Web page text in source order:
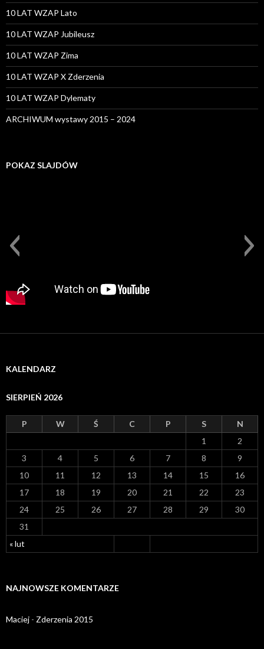
10 LAT WZAP Lato
10 LAT WZAP Jubileusz
10 LAT WZAP Zima
10 LAT WZAP X Zderzenia
10 LAT WZAP Dylematy
ARCHIWUM wystawy 2015 – 2024
POKAZ SLAJDÓW
KALENDARZ
SIERPIEŃ 2026
P W Ś C P S N
« lut
1
2
3
4 5 6 7 8
9
10
11 12 13 14 15
16
17
18 19 20 21 22
23
24
25 26 27 28 29
30
31
NAJNOWSZE KOMENTARZE
Maciej - Zderzenia 2015